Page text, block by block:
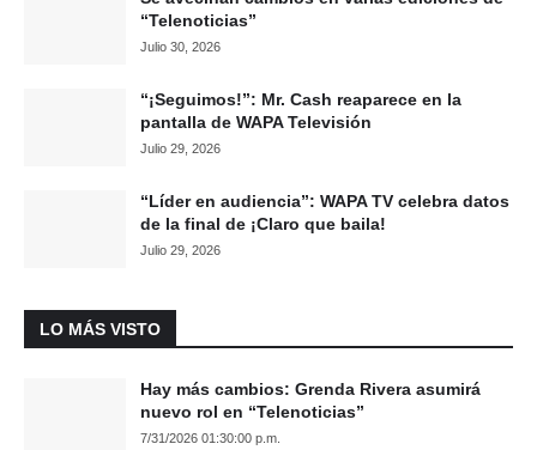
“Telenoticias”
Julio 30, 2026
“¡Seguimos!”: Mr. Cash reaparece en la
pantalla de WAPA Televisión
Julio 29, 2026
“Líder en audiencia”: WAPA TV celebra datos
de la final de ¡Claro que baila!
Julio 29, 2026
LO MÁS VISTO
Hay más cambios: Grenda Rivera asumirá
nuevo rol en “Telenoticias”
7/31/2026 01:30:00 p.m.